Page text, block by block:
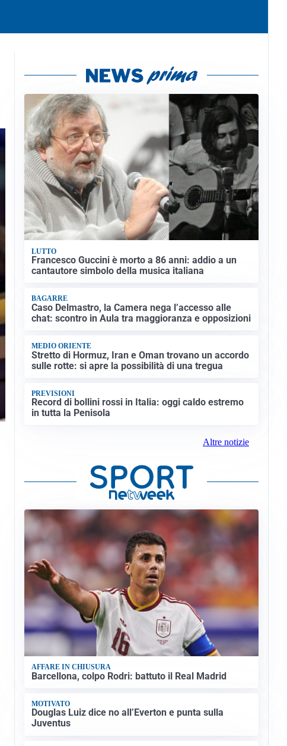
LUTTO
Francesco Guccini è morto a 86 anni: addio a un
cantautore simbolo della musica italiana
BAGARRE
Caso Delmastro, la Camera nega l’accesso alle
chat: scontro in Aula tra maggioranza e opposizioni
MEDIO ORIENTE
Stretto di Hormuz, Iran e Oman trovano un accordo
sulle rotte: si apre la possibilità di una tregua
PREVISIONI
Record di bollini rossi in Italia: oggi caldo estremo
in tutta la Penisola
Altre notizie
AFFARE IN CHIUSURA
Barcellona, colpo Rodri: battuto il Real Madrid
MOTIVATO
Douglas Luiz dice no all’Everton e punta sulla
Juventus